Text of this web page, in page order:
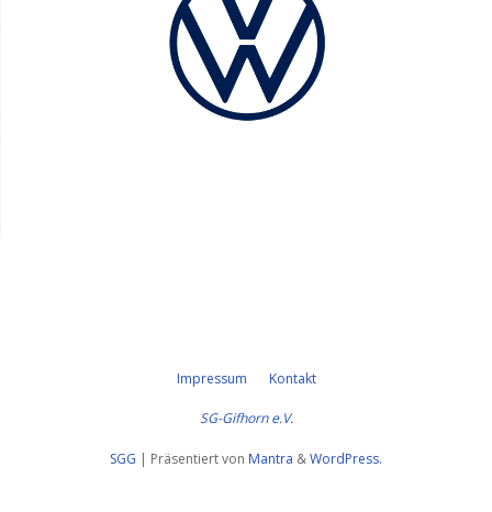
Impressum Kontakt
SG-Gifhorn e.V.
SGG | Präsentiert von Mantra &WordPress.